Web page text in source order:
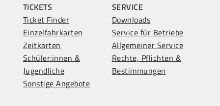
TICKETS
Ticket Finder
Einzelfahrkarten
Zeitkarten
Schüler:innen &
Jugendliche
Sonstige Angebote
SERVICE
Downloads
Service für Betriebe
Allgemeiner Service
Rechte, Pflichten &
Bestimmungen